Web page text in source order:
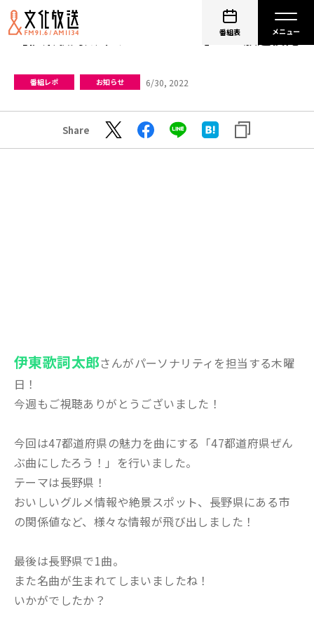
番組表
【伊東歌詞太郎のTHE CATCH】#92放送後記
番組レポ お知らせ 6/30, 2022
Share
伊東歌詞太郎さんがパーソナリティを担当する木曜
日！
今週もご視聴ありがとうございました！
今回は47都道府県の魅力を曲にする「47都道府県ぜん
ぶ曲にしたろう！」を行いました。
テーマは長野県！
おいしいグルメ情報や絶景スポット、長野県にある市
の関係値など、様々な情報が飛び出しました！
最後は長野県で1曲。
また名曲が生まれてしまいましたね！
いかがでしたか？